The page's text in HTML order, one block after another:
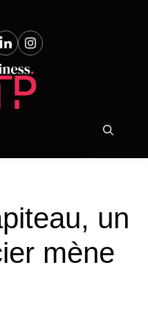
un
mène